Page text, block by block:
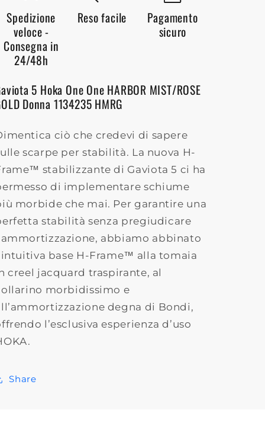
Spedizione
veloce -
Consegna in
24/48h
Reso facile
Pagamento
sicuro
5 Hoka One One HARBOR MIST/ROSE
Donna 1134235 HMRG
ciò che credevi di sapere
scarpe per stabilità. La nuova H-
stabilizzante di Gaviota 5 ci ha
di implementare schiume
morbide che mai. Per garantire una
stabilità senza pregiudicare
abbiamo abbinato
base H-Frame™ alla tomaia
creel jacquard traspirante, al
morbidissimo e
degna di Bondi,
l’esclusiva esperienza d’uso
Share